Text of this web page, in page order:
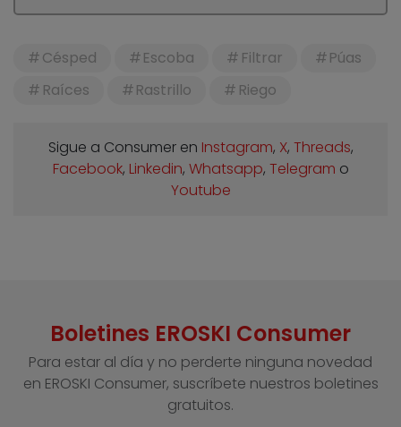
Césped Escoba Filtrar
Púas
Raíces
Rastrillo Riego
Sigue a Consumer en Instagram, X, Threads,
Facebook, Linkedin, Whatsapp, Telegram o
Youtube
Boletines EROSKI Consumer
Para estar al día y no perderte ninguna novedad
en EROSKI Consumer, suscríbete nuestros boletines
gratuitos.